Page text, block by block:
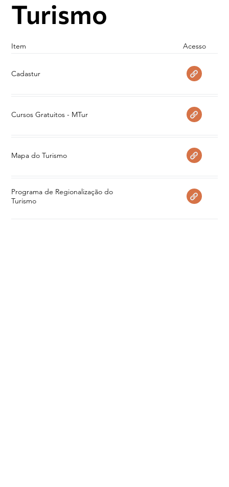
Item Acesso
Cadastur
Cursos Gratuitos - MTur
Mapa do Turismo
Programa de Regionalização do
Turismo
Turismo